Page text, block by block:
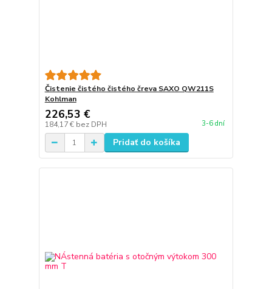
Čistenie čistého čistého čreva SAXO QW211S
Kohlman
226,53 €
184,17 € bez DPH 3-6 dní
Pridať do košíka